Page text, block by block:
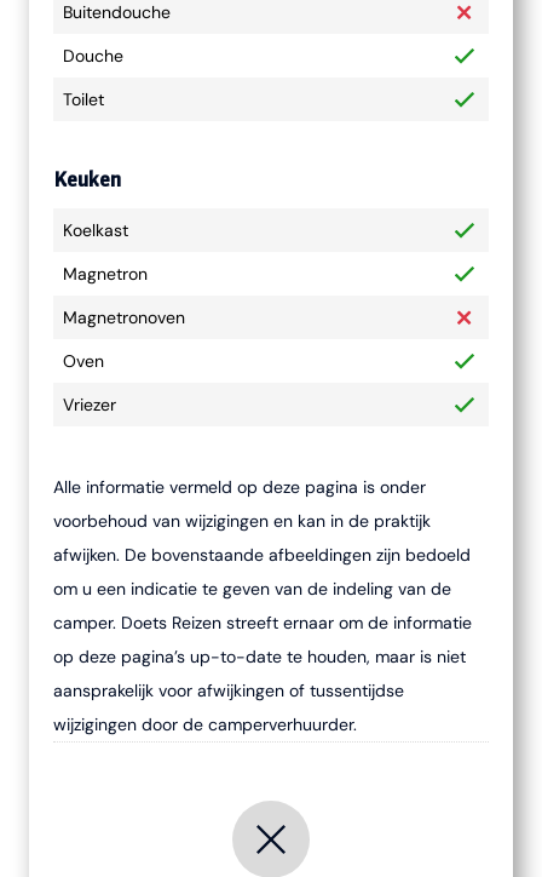
Buitendouche
Douche
Toilet
Keuken
Koelkast
Magnetron
Magnetronoven
Oven
Vriezer
Alle informatie vermeld op deze pagina is onder
voorbehoud van wijzigingen en kan in de praktijk
afwijken. De bovenstaande afbeeldingen zijn bedoeld
om u een indicatie te geven van de indeling van de
camper. Doets Reizen streeft ernaar om de informatie
op deze pagina’s up-to-date te houden, maar is niet
aansprakelijk voor afwijkingen of tussentijdse
wijzigingen door de camperverhuurder.